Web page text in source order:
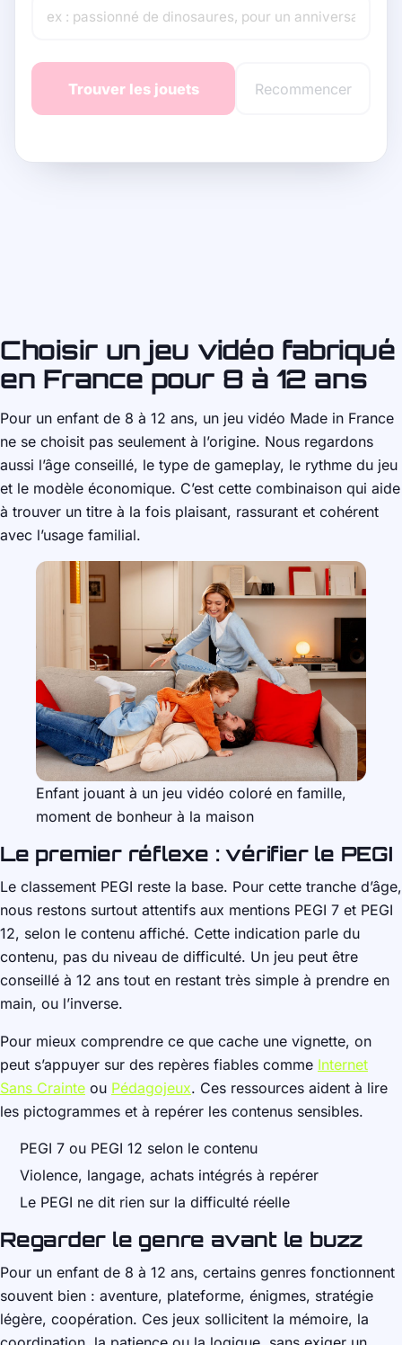
Trouver les jouets Recommencer
Choisir un jeu vidéo fabriqué
en France pour 8 à 12 ans
Pour un enfant de 8 à 12 ans, un jeu vidéo Made in France
ne se choisit pas seulement à l’origine. Nous regardons
aussi l’âge conseillé, le type de gameplay, le rythme du jeu
et le modèle économique. C’est cette combinaison qui aide
à trouver un titre à la fois plaisant, rassurant et cohérent
avec l’usage familial.
Enfant jouant à un jeu vidéo coloré en famille,
moment de bonheur à la maison
Le premier réflexe : vérifier le PEGI
Le classement PEGI reste la base. Pour cette tranche d’âge,
nous restons surtout attentifs aux mentions PEGI 7 et PEGI
12, selon le contenu affiché. Cette indication parle du
contenu, pas du niveau de difficulté. Un jeu peut être
conseillé à 12 ans tout en restant très simple à prendre en
main, ou l’inverse.
Pour mieux comprendre ce que cache une vignette, on
peut s’appuyer sur des repères fiables comme Internet
Sans Crainte ou Pédagojeux. Ces ressources aident à lire
les pictogrammes et à repérer les contenus sensibles.
PEGI 7 ou PEGI 12 selon le contenu
Violence, langage, achats intégrés à repérer
Le PEGI ne dit rien sur la difficulté réelle
Regarder le genre avant le buzz
Pour un enfant de 8 à 12 ans, certains genres fonctionnent
souvent bien : aventure, plateforme, énigmes, stratégie
légère, coopération. Ces jeux sollicitent la mémoire, la